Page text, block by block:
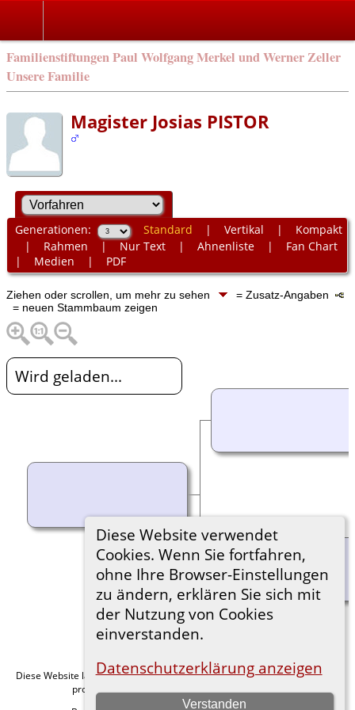
Familienstiftungen Paul Wolfgang Merkel und Werner Zeller
Unsere Familie
Diese Website verwendet
Cookies. Wenn Sie fortfahren,
ohne Ihre Browser-Einstellungen
zu ändern, erklären Sie sich mit
der Nutzung von Cookies
einverstanden.
Datenschutzerklärung anzeigen
Verstanden
Magister Josias PISTOR
Generationen: Standard | Vertikal | Kompakt
| Rahmen | Nur Text| Ahnenliste| Fan Chart
| Medien | PDF
Ziehen oder scrollen, um mehr zu sehen
= Zusatz-Angaben
= neuen Stammbaum zeigen
Wird geladen...
Diese Website läuft mitThe Next Generation of Genealogy Sitebuildingv. 15.0.1,
programmiert von Darrin Lythgoe © 2001-2026.